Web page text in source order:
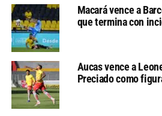
Macará vence a
que termina con
Aucas vence a
Preciado como